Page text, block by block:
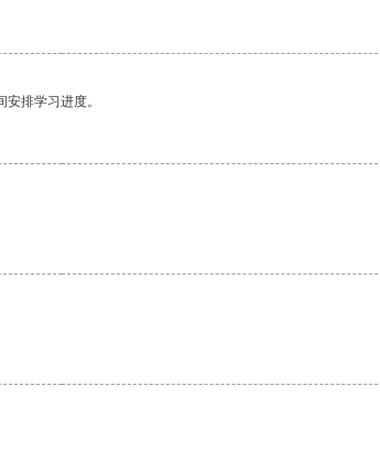
排学习进度。